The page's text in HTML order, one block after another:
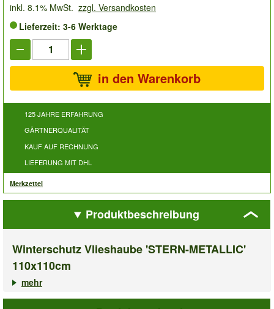
inkl. 8.1% MwSt. zzgl. Versandkosten
Lieferzeit: 3-6 Werktage
in den Warenkorb
125 JAHRE ERFAHRUNG
GÄRTNERQUALITÄT
KAUF AUF RECHNUNG
LIEFERUNG MIT DHL
Merkzettel
Produktbeschreibung
Winterschutz Vlieshaube 'STERN-METALLIC'
110x110cm
✓ Schutz vor Frost und Schnee
✓ Fixierung durch Zuziehen der Kordel
mehr